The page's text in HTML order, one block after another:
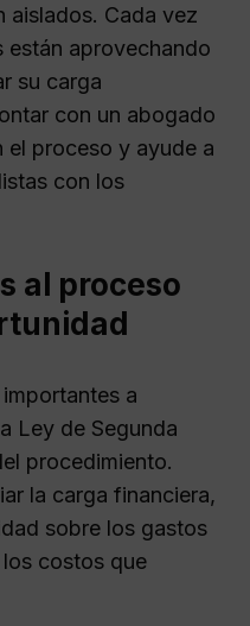
aislados. Cada vez
están aprovechando
su carga
con un abogado
el proceso y ayude a
con los
al proceso
a
Ley de Segunda
procedimiento.
la carga financiera,
sobre los gastos
costos que